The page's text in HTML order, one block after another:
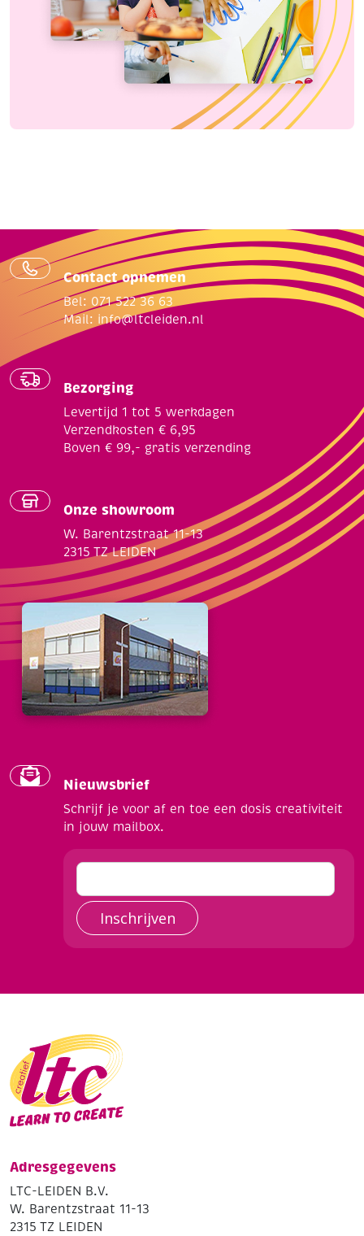
Contact opnemen
Bel: 071 522 36 63
Mail: info@ltcleiden.nl
Bezorging
Levertijd 1 tot 5 werkdagen
Verzendkosten € 6,95
Boven € 99,- gratis verzending
Onze showroom
W. Barentzstraat 11-13
2315 TZ LEIDEN
Nieuwsbrief
Schrijf je voor af en toe een dosis creativiteit
in jouw mailbox.
Inschrijven
Adresgegevens
LTC-LEIDEN B.V.
W. Barentzstraat 11-13
2315 TZ LEIDEN